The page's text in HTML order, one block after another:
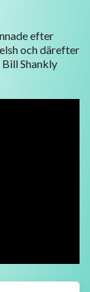
efter
och därefter
Bill Shankly